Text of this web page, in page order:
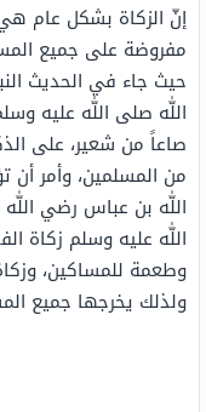
إنّ الزكاة بشكل عام
مفروضة على جميع
حيث جاء في الحديث
اللّٰه صلى اللّٰه عليه
صاعاً من شعير، على
من المسلمين، وأمر أن
اللّٰه بن عباس رضي
اللّٰه عليه وسلم زكاة
وطعمة للمساكين،
ولذلك يخرجها جميع